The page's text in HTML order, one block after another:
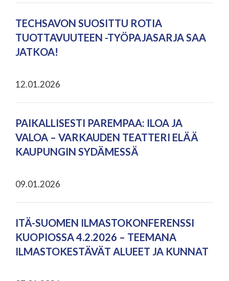
TECHSAVON SUOSITTU ROTIA
TUOTTAVUUTEEN -TYÖPAJASARJA SAA
JATKOA!
12.01.2026
PAIKALLISESTI PAREMPAA: ILOA JA
VALOA – VARKAUDEN TEATTERI ELÄÄ
KAUPUNGIN SYDÄMESSÄ
09.01.2026
ITÄ-SUOMEN ILMASTOKONFERENSSI
KUOPIOSSA 4.2.2026 – TEEMANA
ILMASTOKESTÄVÄT ALUEET JA KUNNAT